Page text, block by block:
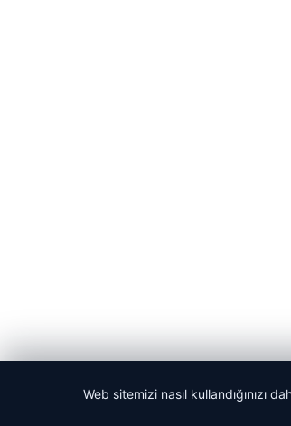
Web sitemizi nasıl kullandığınızı